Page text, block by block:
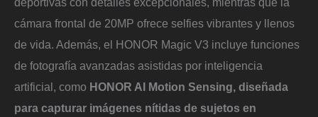
cámara frontal de 20MP ofrece selfies vibrantes y llenos
de vida. Además, el HONOR Magic V3 incluye funciones
de fotografía avanzadas asistidas por inteligencia
artificial, como HONOR AI Motion Sensing, diseñada
para capturar imágenes nítidas de sujetos en